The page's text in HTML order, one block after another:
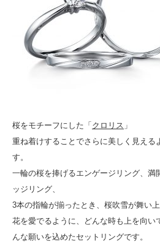
桜をモチーフにした「 クロリス 」
重ね着けすることでさらに美しく見える
す。
一輪の桜を捧げるエンゲージリング、満
ッジリング、
3本の指輪が揃ったとき、桜吹雪が舞い上
花を愛でるように、どんな時も上を向い
んな願いを込めたセットリングです。